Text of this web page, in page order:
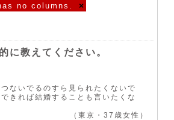
no columns. ×
に教えてください。
ないでるのすら見られたくないで
きれば結婚することも言いたくな
（東京・37歳女性）